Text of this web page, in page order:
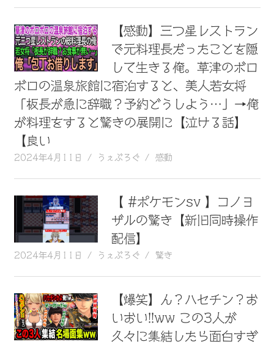
紹
介
し
ま
す。
【感動】三つ星レストラン
で元料理長だったことを隠
して生きる俺。草津のボロ
ボロの温泉旅館に宿泊すると、美人若女将
「板長が急に辞職？予約どうしよう…」→俺
が料理をすると驚きの展開に【泣ける話】
【良い
2024年4月11日 うぇぶろぐ 感動
【 #ポケモンsv 】コノヨ
ザルの驚き【新旧同時操作
配信】
2024年4月11日 うぇぶろぐ 驚き
【爆笑】ん？ハセチン？お
いおい!!ww この3人が
久々に集結したら面白すぎ